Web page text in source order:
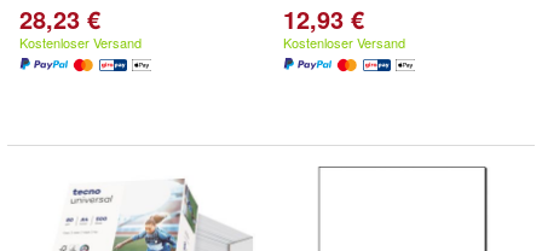
28,23 €
Kostenloser Versand
12,93 €
Kostenloser Versand